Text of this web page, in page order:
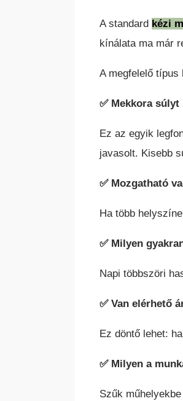
HC ÖNJÁRÓ
SZEMÉLYEMELŐ
A standard kézi
kínálata ma már
A megfelelő
✅Mekkora súlyt
Ez az egyik
javasolt. Kisebb
✅Mozgatható
Ha több
✅Milyen
Napi többszöri
✅Van elérhető
Ez döntő lehet:
✅Milyen a
Szűk